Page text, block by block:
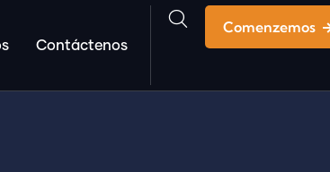
Contáctenos
Comenzemos